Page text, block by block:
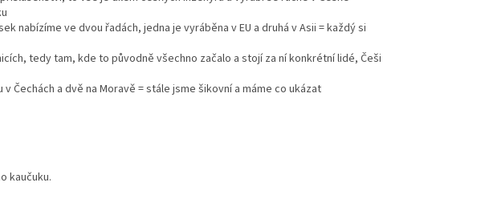
nabízíme ve dvou řadách, jedna je vyráběna v EU a druhá v Asii = každý si
tedy tam, kde to původně všechno začalo a stojí za ní konkrétní lidé, Češi
Čechách a dvě na Moravě = stále jsme šikovní a máme co ukázat
kaučuku.